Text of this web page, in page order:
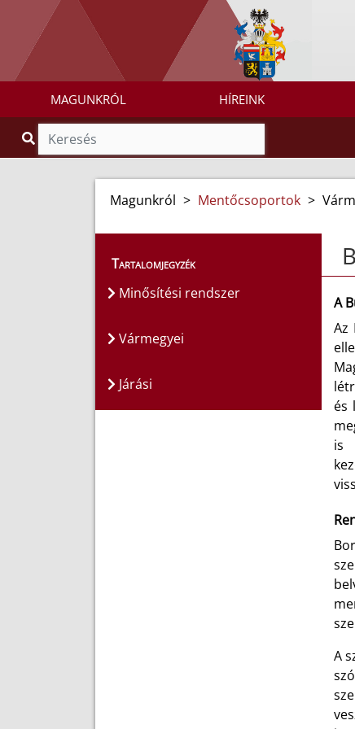
MAGUNKRÓL HÍREINK
Magunkról > Mentőcsoportok >
Tartalomjegyzék
Minősítési rendszer
Vármegyei
Járási
A
Az
és
is
A